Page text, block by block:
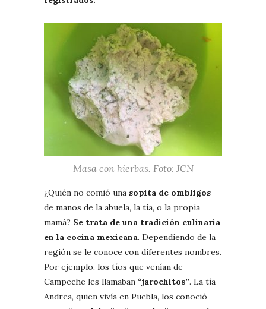
Masa con hierbas. Foto: JCN
¿Quién no comió una sopita de ombligos
de manos de la abuela, la tía, o la propia
mamá? Se trata de una tradición culinaria
en la cocina mexicana. Dependiendo de la
región se le conoce con diferentes nombres.
Por ejemplo, los tíos que venían de
Campeche les llamaban “jarochitos”. La tía
Andrea, quien vivía en Puebla, los conoció